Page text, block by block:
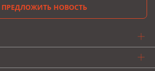
ПРЕДЛОЖИТЬ НОВОСТЬ